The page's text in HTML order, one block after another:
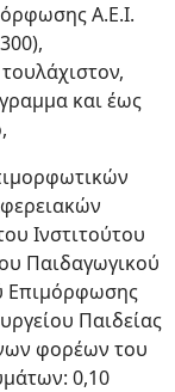
Α.Ε.Ι.
και έως
Ινστιτούτου
Παιδαγωγικού
Επιμόρφωσης
Παιδείας
φορέων του
0,10